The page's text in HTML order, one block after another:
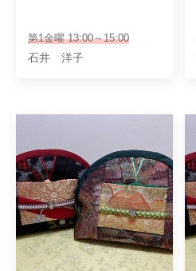
第1金曜 13:00～15:00
石井 洋子